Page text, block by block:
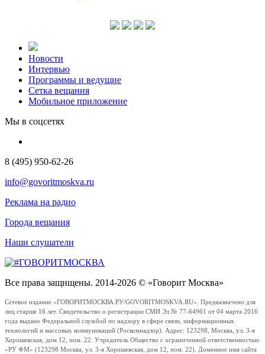
Новости
Интервью
Программы и ведущие
Сетка вещания
Мобильное приложение
Мы в соцсетях
8 (495) 950-62-26
info@govoritmoskva.ru
Реклама на радио
Города вещания
Наши слушатели
Все права защищены. 2014-2026 © «Говорит Москва»
Сетевое издание «ГОВОРИТМОСКВА.РУ/GOVORITMOSKVA.RU». Предназначено для
лиц старше 16 лет. Свидетельство о регистрации СМИ Эл № 77-64961 от 04 марта 2016
года выдано Федеральной службой по надзору в сфере связи, информационных
технологий и массовых коммуникаций (Роскомнадзор). Адрес: 123298, Москва, ул. 3-я
Хорошевская, дом 12, пом. 22. Учредитель Общество с ограниченной ответственностью
«РУ ФМ» (123298 Москва, ул. 3-я Хорошевская, дом 12, пом. 22). Доменное имя сайта